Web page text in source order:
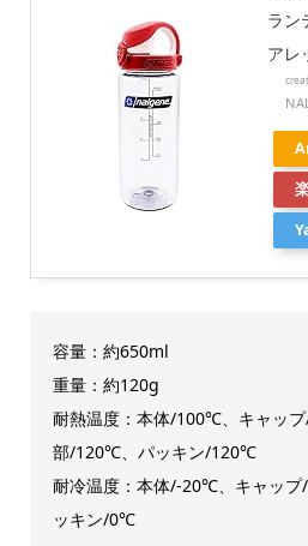
ラン
アレ
容量：約650ml
重量：約120g
耐熱温度：本体/100℃、キャッ
部/120℃、パッキン/120℃
耐冷温度：本体/-20℃、キャッ
ッキン/0℃